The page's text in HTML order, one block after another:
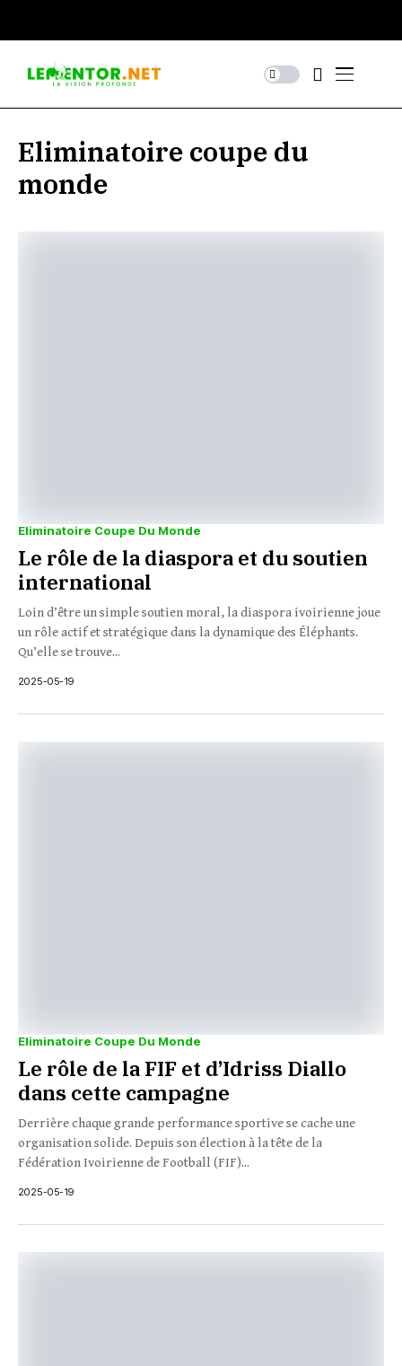
Eliminatoire coupe du
monde
Eliminatoire Coupe Du Monde
Le rôle de la diaspora et du soutien
international
Loin d’être un simple soutien moral, la diaspora ivoirienne joue
un rôle actif et stratégique dans la dynamique des Éléphants.
Qu’elle se trouve...
2025-05-19
Eliminatoire Coupe Du Monde
Le rôle de la FIF et d’Idriss Diallo
dans cette campagne
Derrière chaque grande performance sportive se cache une
organisation solide. Depuis son élection à la tête de la
Fédération Ivoirienne de Football (FIF)...
2025-05-19